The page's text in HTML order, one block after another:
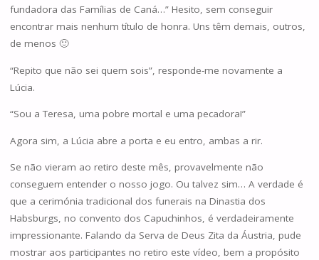
fundadora das Famílias de Caná…” Hesito, sem conseguir
encontrar mais nenhum título de honra. Uns têm demais, outros,
de menos 🙂
“Repito que não sei quem sois”, responde-me novamente a
Lúcia.
“Sou a Teresa, uma pobre mortal e uma pecadora!”
Agora sim, a Lúcia abre a porta e eu entro, ambas a rir.
Se não vieram ao retiro deste mês, provavelmente não
conseguem entender o nosso jogo. Ou talvez sim… A verdade é
que a cerimónia tradicional dos funerais na Dinastia dos
Habsburgs, no convento dos Capuchinhos, é verdadeiramente
impressionante. Falando da Serva de Deus Zita da Áustria, pude
mostrar aos participantes no retiro este vídeo, bem a propósito